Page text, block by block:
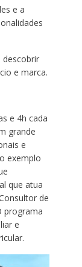
e a
e marca.
e 4h cada
grande
e
exemplo
que atua
de
programa
e